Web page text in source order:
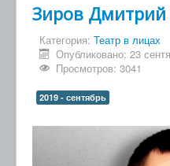
Зиров
Категория: Театр в лицах
Опубликовано: 23
Просмотров: 3041
2019 - сентябрь